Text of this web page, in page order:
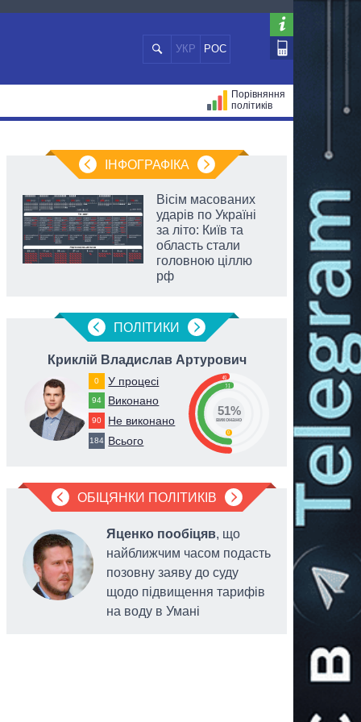
УКР РОС
Порівняння
політиків
Примус росії до
миру: перші
підсумки 40-
денної операції
військовий
ІНФОГРАФІКА
Вісім масованих
ударів по Україні
за літо: Київ та
область стали
головною ціллю
рф
ПОЛIТИКИ
Криклій Владислав Артурович
0 У процесі
94 Виконано
90 Не виконано
184 Всього
49
51
0
51%
виконано
ОБІЦЯНКИ ПОЛІТИКІВ
Яценко пообіцяв, що
найближчим часом подасть
позовну заяву до суду
щодо підвищення тарифів
на воду в Умані